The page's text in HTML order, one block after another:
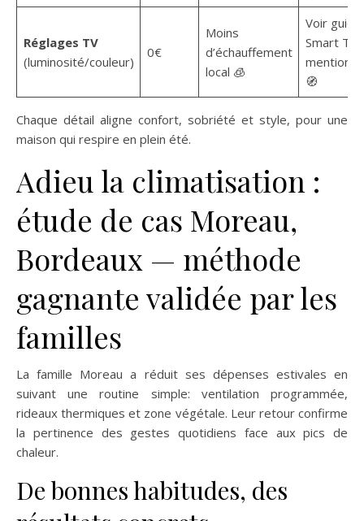
Réglages TV
(luminosité/couleur)
0€
Moins
d’échauffement
local 🧊
Voir guide
Smart TV
mentionné
🧭
Chaque détail aligne confort, sobriété et style, pour une
maison qui respire en plein été.
Adieu la climatisation :
étude de cas Moreau,
Bordeaux — méthode
gagnante validée par les
familles
La famille Moreau a réduit ses dépenses estivales en
suivant une routine simple: ventilation programmée,
rideaux thermiques et zone végétale. Leur retour confirme
la pertinence des gestes quotidiens face aux pics de
chaleur.
De bonnes habitudes, des